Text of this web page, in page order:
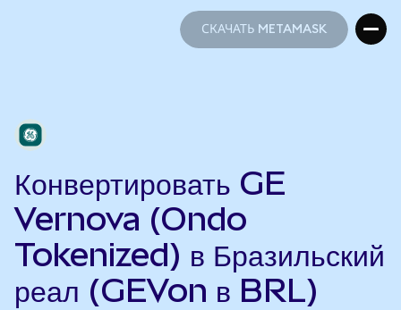
СКАЧАТЬ METAMASK
Конвертировать GE
Vernova (Ondo
Tokenized) в Бразильский
реал (GEVon в BRL)